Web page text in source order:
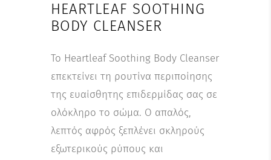
HEARTLEAF SOOTHING
BODY CLEANSER
Το Heartleaf Soothing Body Cleanser
επεκτείνει τη ρουτίνα περιποίησης
της ευαίσθητης επιδερμίδας σας σε
ολόκληρο το σώμα. Ο απαλός,
λεπτός αφρός ξεπλένει σκληρούς
εξωτερικούς ρύπους και